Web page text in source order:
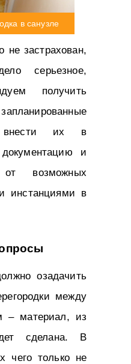
в санузле
не застрахован,
серьезное,
получить
внести их в
и
возможных
инстанциями в
озадачить
между
– материал, из
сделана. В
чего только не